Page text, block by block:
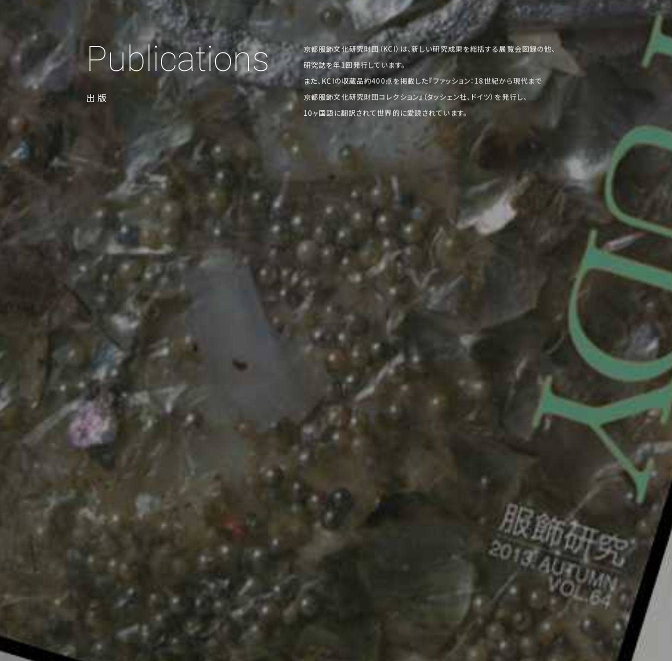
Publications
出版
京都服飾文化研究財団（KCI）は、新しい研究成果を総括する展覧会図録の他、
研究誌を年1回発行しています。
また、KCIの収蔵品約400点を掲載した『ファッション：18世紀から現代まで
京都服飾文化研究財団コレクション』（タッシェン社、ドイツ）を発行し、
10ヶ国語に翻訳されて世界的に愛読されています。